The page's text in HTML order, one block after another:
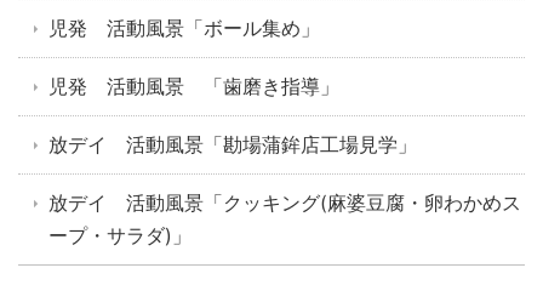
児発 活動風景「ボール集め」
児発 活動風景 「歯磨き指導」
放デイ 活動風景「勘場蒲鉾店工場見学」
放デイ 活動風景「クッキング(麻婆豆腐・卵わかめス
ープ・サラダ)」